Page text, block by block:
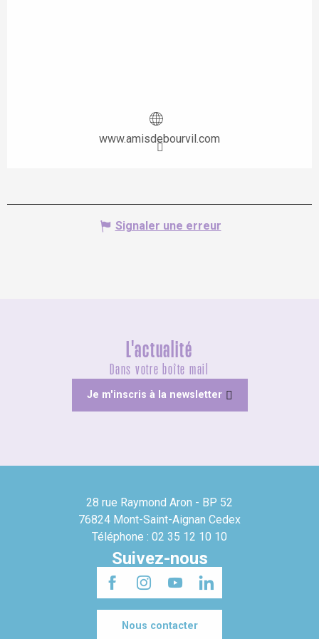
www.amisdebourvil.com
Signaler une erreur
L'actualité
Dans votre boîte mail
Je m'inscris à la newsletter
28 rue Raymond Aron - BP 52
76824 Mont-Saint-Aignan Cedex
Téléphone : 02 35 12 10 10
Suivez-nous
Nous contacter